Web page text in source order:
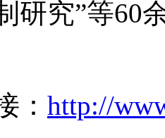
研究”等60
： http://